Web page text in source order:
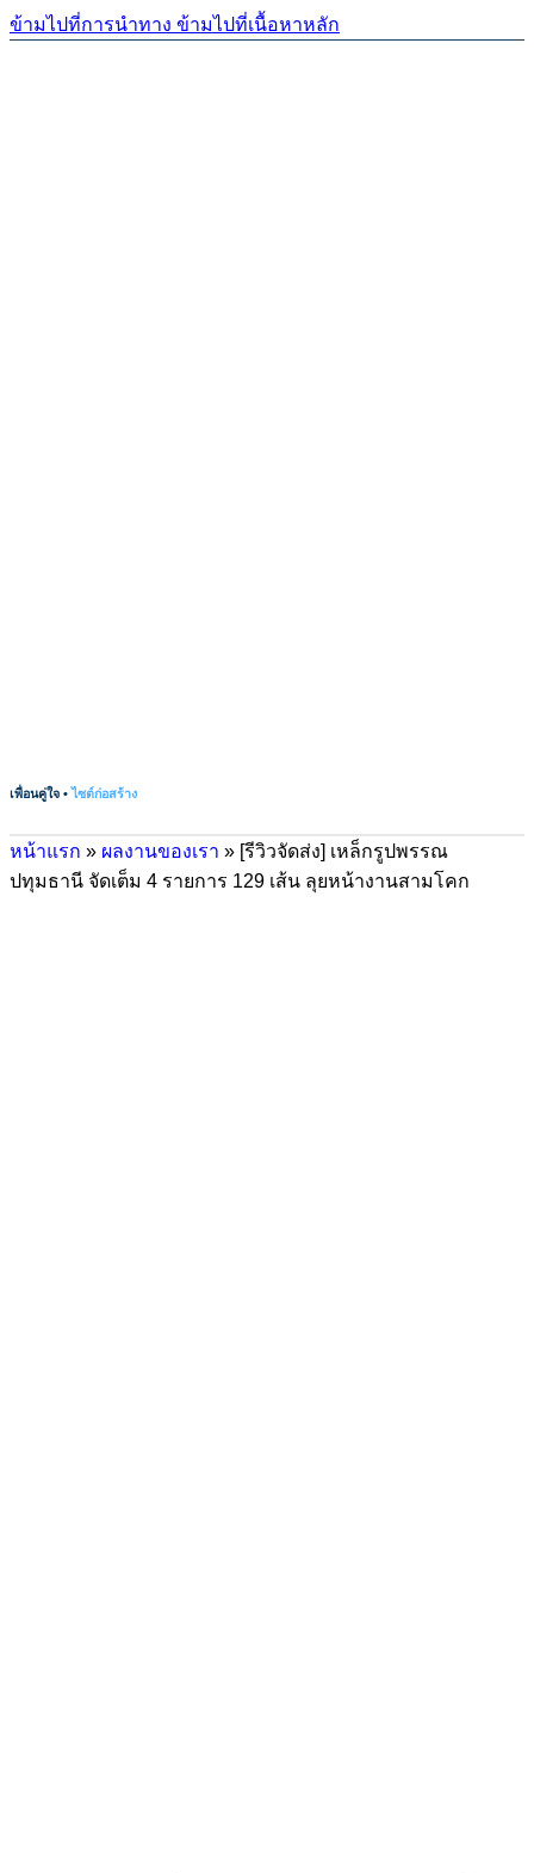
ข้ามไปที่การนำทาง ข้ามไปที่เนื้อหาหลัก
เพื่อนคู่ใจ • ไซต์ก่อสร้าง
หน้าแรก » ผลงานของเรา » [รีวิวจัดส่ง] เหล็กรูปพรรณ
ปทุมธานี จัดเต็ม 4 รายการ 129 เส้น ลุยหน้างานสามโคก